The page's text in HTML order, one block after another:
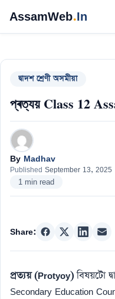
content
AssamWeb.In
দ্বাদশ শ্ৰেণী অসমীয়া
প্ৰত্যয় Class 12
By Madhav
Published September 13, 2025
1 min read
Share:
প্ৰত্যয় (Protyoy)বিষয়টো
Secondary Education